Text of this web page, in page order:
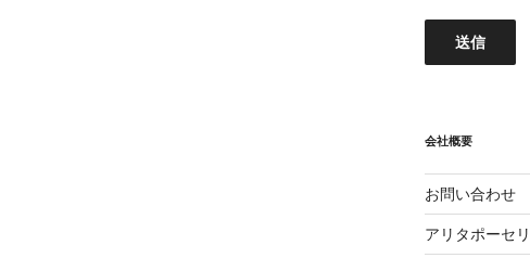
会社概要
お問い合わせ
アリタポーセ